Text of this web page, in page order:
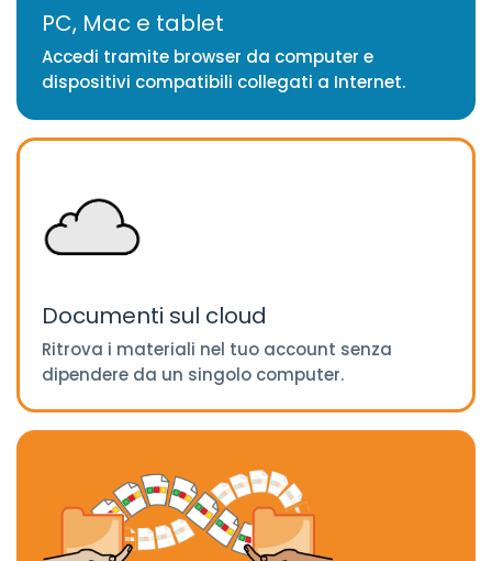
PC, Mac e tablet
Accedi tramite browser da computer e
dispositivi compatibili collegati a Internet.
Documenti sul cloud
Ritrova i materiali nel tuo account senza
dipendere da un singolo computer.